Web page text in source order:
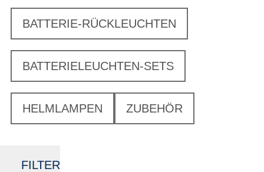
BATTERIE-RÜCKLEUCHTEN
BATTERIELEUCHTEN-SETS
HELMLAMPEN ZUBEHÖR
FILTER